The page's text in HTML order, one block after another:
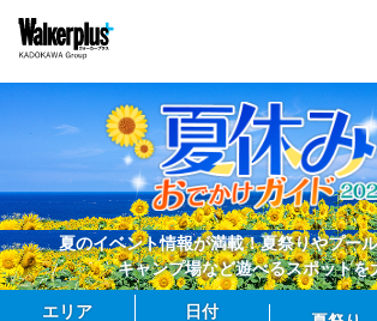
夏のイベント情報が満載！夏祭りやプー
キャンプ場など遊べるスポットを
エリア
日付